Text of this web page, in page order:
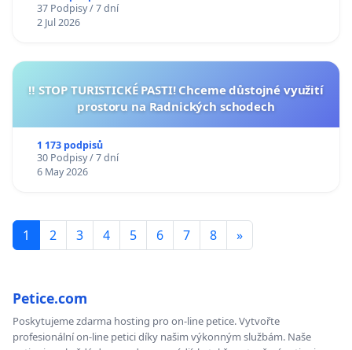
37 Podpisy / 7 dní
2 Jul 2026
‼️ STOP TURISTICKÉ PASTI! Chceme důstojné využití
prostoru na Radnických schodech
1 173 podpisů
30 Podpisy / 7 dní
6 May 2026
1 2 3 4 5 6 7 8 »
Petice.com
Poskytujeme zdarma hosting pro on-line petice. Vytvořte
profesionální on-line petici díky našim výkonným službám. Naše